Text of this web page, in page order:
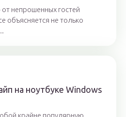
непрошенных гостей
объясняется не только
на ноутбуке Windows